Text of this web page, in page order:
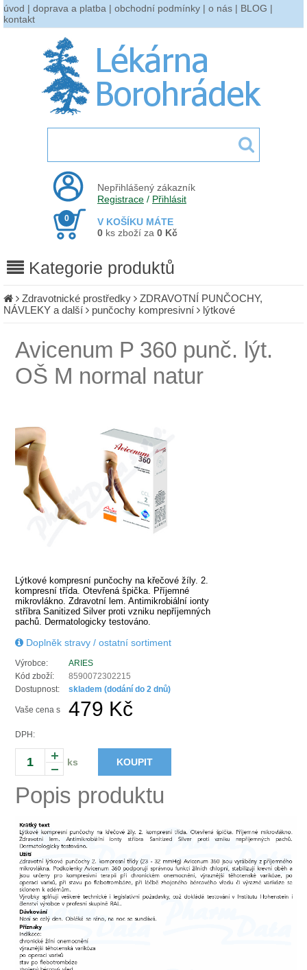
úvod | doprava a platba | obchodní podmínky | o nás | BLOG |
kontakt
Nepřihlášený zákazník
Registrace / Přihlásit
V KOŠÍKU MÁTE
0
0 ks zboží za 0 Kč
Kategorie produktů
Zdravotnické prostředky
ZDRAVOTNÍ PUNČOCHY,
NÁVLEKY a další
punčochy kompresivní lýtkové
Avicenum P 360 punč. lýt.
OŠ M normal natur
Lýtkové kompresní punčochy na křečové žíly. 2.
kompresní třída. Otevřená špička. Příjemné
mikrovlákno. Zdravotní lem. Antimikrobiální ionty
stříbra Sanitized Silver proti vzniku nepříjemných
pachů. Dermatologicky testováno.
Doplněk stravy / ostatní sortiment
Výrobce:
ARIES
Kód zboží:
8590072302215
Dostupnost:
skladem (dodání do 2 dnů)
Vaše cena s
DPH:
479 Kč
ks KOUPIT
Popis produktu